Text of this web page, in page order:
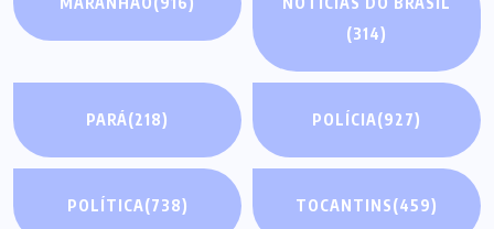
(314)
PARÁ(218) POLÍCIA(927)
POLÍTICA(738) TOCANTINS(459)